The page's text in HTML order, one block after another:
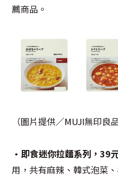
薦商品。
（圖片提供／MUJI無印良品
•即食迷你拉麵系列，39
用，共有麻辣、韓式泡菜